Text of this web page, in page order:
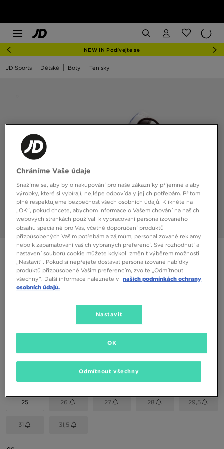
NEW IN Podívejte se
JD Sports Dětské Boty Tenisky
NIKE FORCE 1 MID EASYON BP
990 Kč
1090 Kč -9%
(Nejnižší cena za posledních 30 dní)
25 26 27 28 29,5
31 31,5
Chráníme Vaše údaje
Snažíme se, aby bylo nakupování pro naše zákazníky příjemné a aby
výrobky, které si vybírají, nejlépe odpovídaly jejich potřebám. Přitom
plně respektujeme bezpečnost všech osobních údajů. Klikněte na
„OK“, pokud chcete, abychom informace o Vašem chování na našich
webových stránkách používali k vypracování personalizovaného
obsahu speciálně pro Vás, včetně doporučení produktů
přizpůsobených Vašim potřebám a zájmům, personalizované reklamy
nebo k zapamatování vašich vybraných preferencí. Své rozhodnutí a
nastavení souborů cookie můžete kdykoli změnit výběrem možnosti
„Nastavit“. Pokud si nepřejete dostávat personalizované nabídky
produktů přizpůsobené Vašim preferencím, zvolte „Odmítnout
všechny“. Další informace naleznete v našich podmínkách ochrany
osobních údajů.
Nastavit
Odmítnout všechny
OK